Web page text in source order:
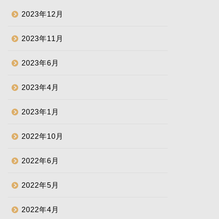
2023年12月
2023年11月
2023年6月
2023年4月
2023年1月
2022年10月
2022年6月
2022年5月
2022年4月